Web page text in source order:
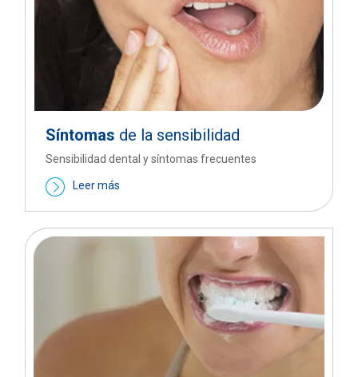
Síntomas de la sensibilidad
Sensibilidad dental y síntomas frecuentes
Leer más